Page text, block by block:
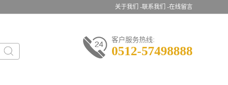
关于我们 -联系我们 -在线留言
客户服务热线:
0512-57498888